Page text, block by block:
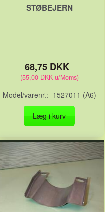
STØBEJERN
68,75 DKK
(55,00 DKKu/Moms)
Model/varenr.: 1527011 (A6)
Læg i kurv